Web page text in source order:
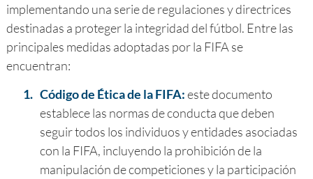
implementando una serie de regulaciones y directrices
destinadas a proteger la integridad del fútbol. Entre las
principales medidas adoptadas por la FIFA se
encuentran:
1. Código de Ética de la FIFA:este documento
establece las normas de conducta que deben
seguir todos los individuos y entidades asociadas
con la FIFA, incluyendo la prohibición de la
manipulación de competiciones y la participación